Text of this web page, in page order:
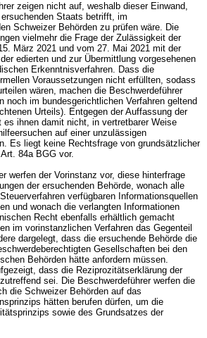
zeigen nicht auf, weshalb dieser Einwand,
Staats betrifft, im
Schweizer Behörden zu prüfen wäre. Die
vielmehr die Frage der Zulässigkeit der
März 2021 und vom 27. Mai 2021 mit der
edierten und zur Übermittlung vorgesehenen
Erkenntnisverfahren. Dass die
Voraussetzungen nicht erfüllten, sodass
wären, machen die Beschwerdeführer
noch im bundesgerichtlichen Verfahren geltend
Urteils). Entgegen der Auffassung der
es ihnen damit nicht, in vertretbarer Weise
auf einer unzulässigen
Es liegt keine Rechtsfrage von grundsätzlicher
Art. 84a BGG vor.
werfen der Vorinstanz vor, diese hinterfrage
der ersuchenden Behörde, wonach alle
verfügbaren Informationsquellen
und wonach die verlangten Informationen
Recht ebenfalls erhältlich gemacht
im vorinstanzlichen Verfahren das Gegenteil
dargelegt, dass die ersuchende Behörde die
Gesellschaften bei den
Behörden hätte anfordern müssen.
dass die Reziprozitätserklärung der
sei. Die Beschwerdeführer werfen die
die Schweizer Behörden auf das
hätten berufen dürfen, um die
sowie des Grundsatzes der